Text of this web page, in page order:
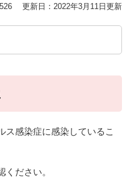
更新日：2022年3月11日更新
ス感染症に感染しているこ
ださい。